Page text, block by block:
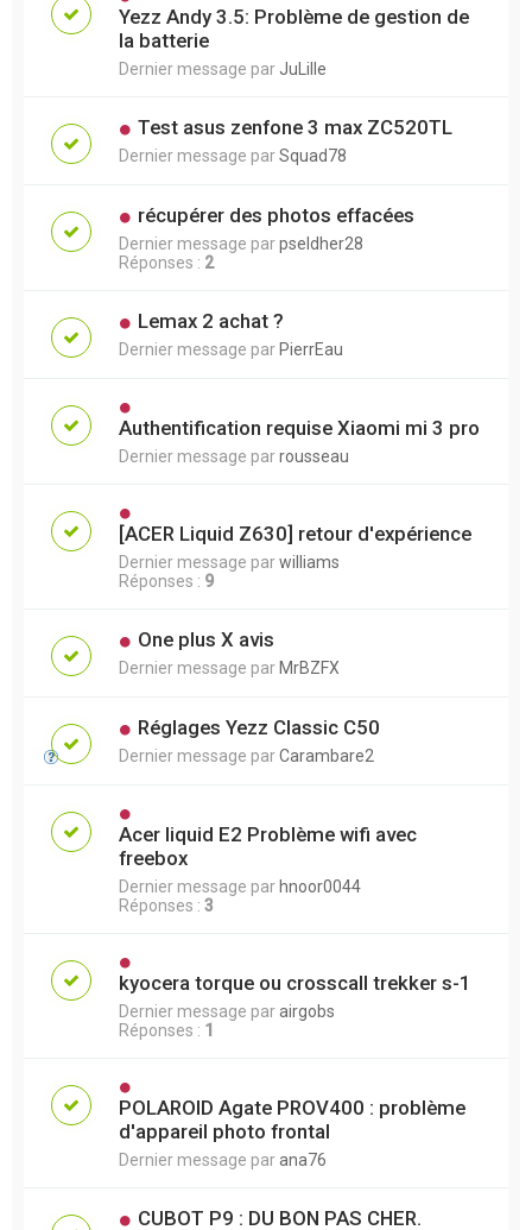
Yezz Andy 3.5: Problème de gestion de
la batterie
Dernier message par JuLille
Test asus zenfone 3 max ZC520TL
Dernier message parSquad78
récupérer des photos effacées
Dernier message parpseldher28
Réponses : 2
Lemax 2 achat ?
Dernier message parPierrEau
Authentification requise Xiaomi mi 3 pro
Dernier message parrousseau
[ACER Liquid Z630] retour d'expérience
Dernier message parwilliams
Réponses : 9
One plus X avis
Dernier message parMrBZFX
Réglages Yezz Classic C50
Dernier message parCarambare2
Acer liquid E2 Problème wifi avec
freebox
Dernier message parhnoor0044
Réponses : 3
kyocera torque ou crosscall trekker s-1
Dernier message parairgobs
Réponses : 1
POLAROID Agate PROV400 : problème
d'appareil photo frontal
Dernier message parana76
CUBOT P9 : DU BON PAS CHER.